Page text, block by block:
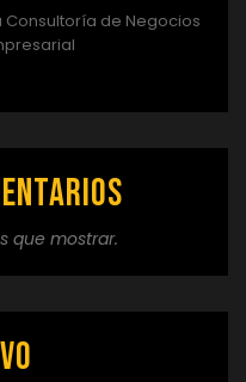
Consultoría de Negocios
que mostrar.